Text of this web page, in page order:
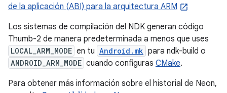
de la aplicación (ABI) para la arquitectura ARM
Los sistemas de compilación del NDK generan código
Thumb-2 de manera predeterminada a menos que uses
LOCAL_ARM_MODE en tu Android.mk para ndk-build o
ANDROID_ARM_MODE cuando configuras CMake.
Para obtener más información sobre el historial de Neon,